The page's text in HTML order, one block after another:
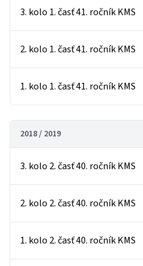
3. kolo 1. časť 41. ročník KMS
2. kolo 1. časť 41. ročník KMS
1. kolo 1. časť 41. ročník KMS
2018 / 2019
3. kolo 2. časť 40. ročník KMS
2. kolo 2. časť 40. ročník KMS
1. kolo 2. časť 40. ročník KMS